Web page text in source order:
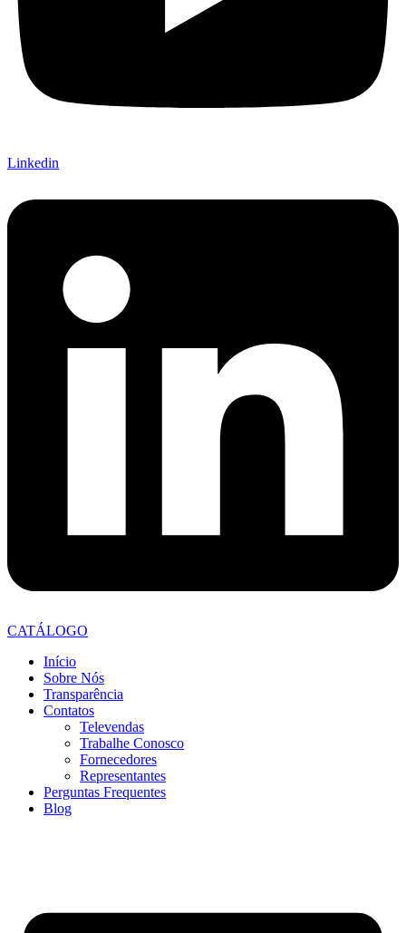
Linkedin
CATÁLOGO
Início
Sobre Nós
Transparência
Contatos
Televendas
Trabalhe Conosco
Fornecedores
Representantes
Perguntas Frequentes
Blog